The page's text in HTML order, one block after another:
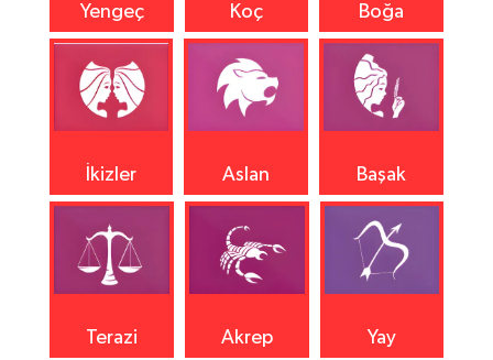
Yengeç Koç Boğa
İkizler Aslan Başak
Terazi Akrep Yay